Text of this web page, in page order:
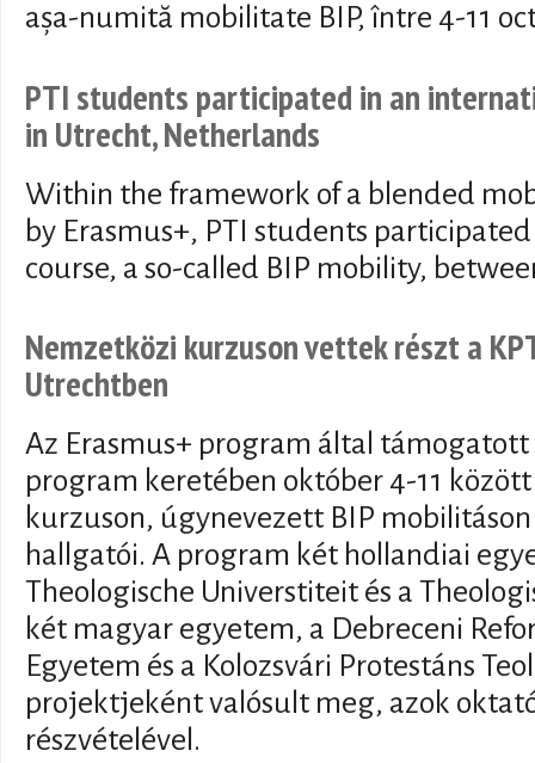
așa-numită mobilitate BIP, între 4-11
PTI students participated in an
in Utrecht, Netherlands
Within the framework of a blended
by Erasmus+, PTI students
course, a so-called BIP mobility,
Nemzetközi kurzuson vettek részt a
Utrechtben
Az Erasmus+ program által
program keretében október 4-11
kurzuson, úgynevezett BIP
hallgatói. A program két hollandiai
Theologische Universtiteit és a
két magyar egyetem, a Debreceni
Egyetem és a Kolozsvári Protestáns
projektjeként valósult meg, azok
részvételével.